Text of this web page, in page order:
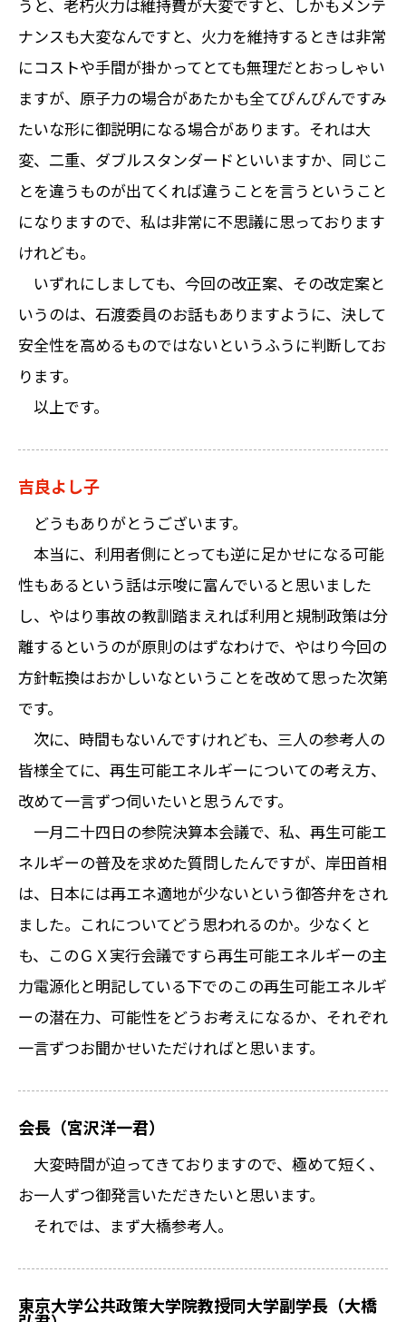
うと、老朽火力は維持費が大変ですと、しかもメンテ
ナンスも大変なんですと、火力を維持するときは非常
にコストや手間が掛かってとても無理だとおっしゃい
ますが、原子力の場合があたかも全てぴんぴんですみ
たいな形に御説明になる場合があります。それは大
変、二重、ダブルスタンダードといいますか、同じこ
とを違うものが出てくれば違うことを言うということ
になりますので、私は非常に不思議に思っております
けれども。
いずれにしましても、今回の改正案、その改定案と
いうのは、石渡委員のお話もありますように、決して
安全性を高めるものではないというふうに判断してお
ります。
以上です。
吉良よし子
どうもありがとうございます。
本当に、利用者側にとっても逆に足かせになる可能
性もあるという話は示唆に富んでいると思いました
し、やはり事故の教訓踏まえれば利用と規制政策は分
離するというのが原則のはずなわけで、やはり今回の
方針転換はおかしいなということを改めて思った次第
です。
次に、時間もないんですけれども、三人の参考人の
皆様全てに、再生可能エネルギーについての考え方、
改めて一言ずつ伺いたいと思うんです。
一月二十四日の参院決算本会議で、私、再生可能エ
ネルギーの普及を求めた質問したんですが、岸田首相
は、日本には再エネ適地が少ないという御答弁をされ
ました。これについてどう思われるのか。少なくと
も、このＧＸ実行会議ですら再生可能エネルギーの主
力電源化と明記している下でのこの再生可能エネルギ
ーの潜在力、可能性をどうお考えになるか、それぞれ
一言ずつお聞かせいただければと思います。
会長（宮沢洋一君）
大変時間が迫ってきておりますので、極めて短く、
お一人ずつ御発言いただきたいと思います。
それでは、まず大橋参考人。
東京大学公共政策大学院教授同大学副学長（大橋